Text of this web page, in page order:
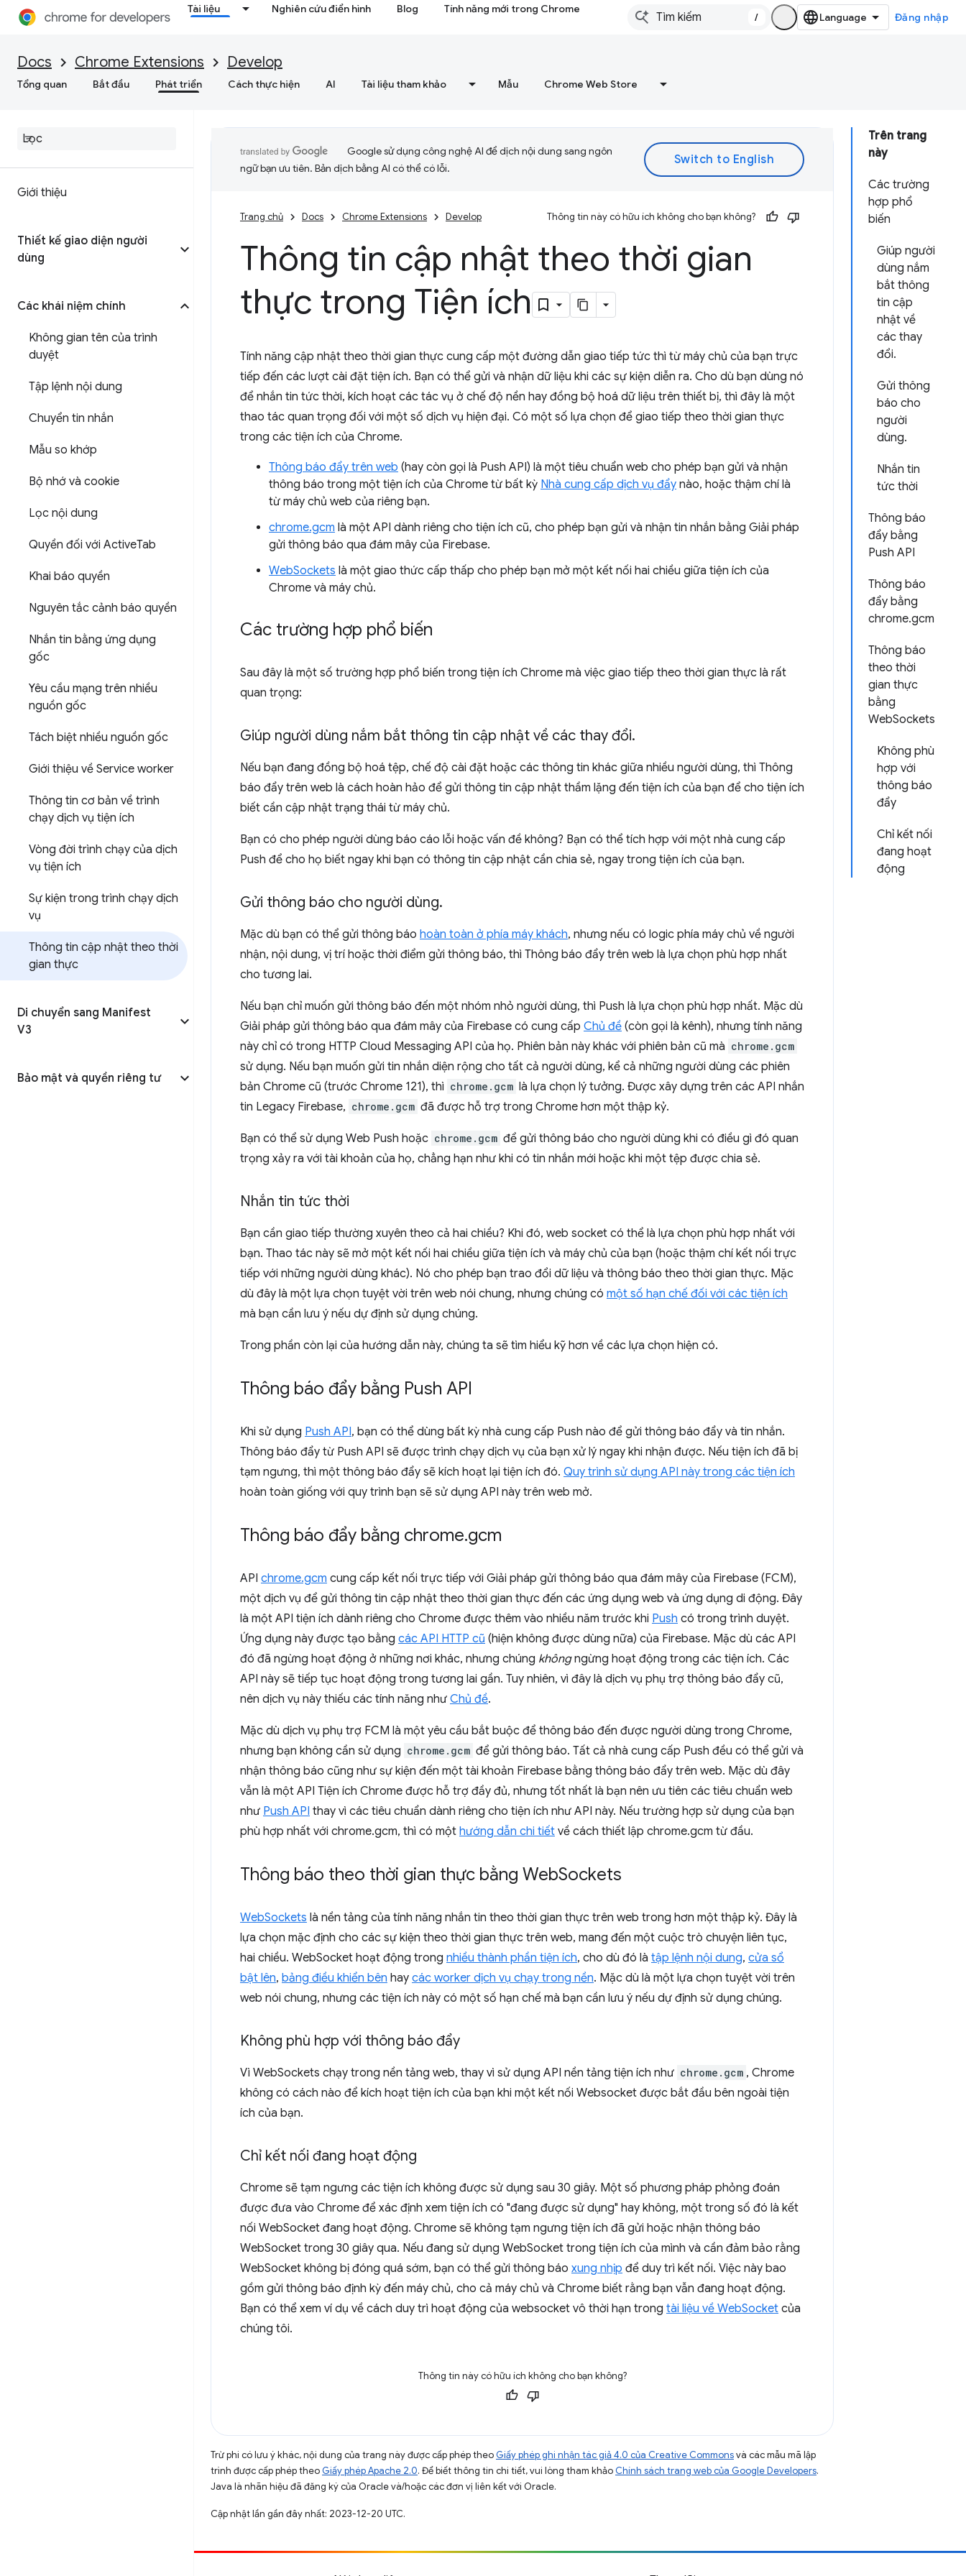
Tài liệu Nghiên cứu điển hình Blog Tính năng mới trong Chrome
/ Đăng nhập
Docs Chrome Extensions Develop
Tổng quan Bắt đầu Phát triển Cách thực hiện AI Tài liệu tham khảo Mẫu Chrome Web Store
Giới thiệu
Thiết kế giao diện người
dùng
Các khái niệm chính
Không gian tên của trình
duyệt
Tập lệnh nội dung
Chuyển tin nhắn
Mẫu so khớp
Bộ nhớ và cookie
Lọc nội dung
Quyền đối với ActiveTab
Khai báo quyền
Nguyên tắc cảnh báo quyền
Nhắn tin bằng ứng dụng
gốc
Yêu cầu mạng trên nhiều
nguồn gốc
Tách biệt nhiều nguồn gốc
Giới thiệu về Service worker
Thông tin cơ bản về trình
chạy dịch vụ tiện ích
Vòng đời trình chạy của dịch
vụ tiện ích
Sự kiện trong trình chạy dịch
vụ
Thông tin cập nhật theo thời
gian thực
Di chuyển sang Manifest
V3
Bảo mật và quyền riêng tư
Trên trang
này
Các trường
hợp phổ
biến
Giúp người
dùng nắm
bắt thông
tin cập
nhật về
các thay
đổi.
Gửi thông
báo cho
người
dùng.
Nhắn tin
tức thời
Thông báo
đẩy bằng
Push API
Thông báo
đẩy bằng
chrome.gcm
Thông báo
theo thời
gian thực
bằng
WebSockets
Không phù
hợp với
thông báo
đẩy
Chỉ kết nối
đang hoạt
động
Google sử dụng công nghệ AI để dịch nội dung sang ngôn
ngữ bạn ưu tiên. Bản dịch bằng AI có thể có lỗi.
Trang chủ Docs Chrome Extensions Develop Thông tin này có hữu ích không cho bạn không?
Thông tin cập nhật theo thời gian
thực trong Tiện ích
Tính năng cập nhật theo thời gian thực cung cấp một đường dẫn giao tiếp tức thì từ máy chủ của bạn trực
tiếp đến các lượt cài đặt tiện ích. Bạn có thể gửi và nhận dữ liệu khi các sự kiện diễn ra. Cho dù bạn dùng nó
để nhắn tin tức thời, kích hoạt các tác vụ ở chế độ nền hay đồng bộ hoá dữ liệu trên thiết bị, thì đây là một
thao tác quan trọng đối với một số dịch vụ hiện đại. Có một số lựa chọn để giao tiếp theo thời gian thực
trong các tiện ích của Chrome.
Thông báo đẩy trên web (hay còn gọi là Push API) là một tiêu chuẩn web cho phép bạn gửi và nhận
thông báo trong một tiện ích của Chrome từ bất kỳ Nhà cung cấp dịch vụ đẩy nào, hoặc thậm chí là
từ máy chủ web của riêng bạn.
chrome.gcm là một API dành riêng cho tiện ích cũ, cho phép bạn gửi và nhận tin nhắn bằng Giải pháp
gửi thông báo qua đám mây của Firebase.
WebSockets là một giao thức cấp thấp cho phép bạn mở một kết nối hai chiều giữa tiện ích của
Chrome và máy chủ.
Các trường hợp phổ biến
Sau đây là một số trường hợp phổ biến trong tiện ích Chrome mà việc giao tiếp theo thời gian thực là rất
quan trọng:
Giúp người dùng nắm bắt thông tin cập nhật về các thay đổi.
Nếu bạn đang đồng bộ hoá tệp, chế độ cài đặt hoặc các thông tin khác giữa nhiều người dùng, thì Thông
báo đẩy trên web là cách hoàn hảo để gửi thông tin cập nhật thầm lặng đến tiện ích của bạn để cho tiện ích
biết cần cập nhật trạng thái từ máy chủ.
Bạn có cho phép người dùng báo cáo lỗi hoặc vấn đề không? Bạn có thể tích hợp với một nhà cung cấp
Push để cho họ biết ngay khi bạn có thông tin cập nhật cần chia sẻ, ngay trong tiện ích của bạn.
Gửi thông báo cho người dùng.
Mặc dù bạn có thể gửi thông báo hoàn toàn ở phía máy khách, nhưng nếu có logic phía máy chủ về người
nhận, nội dung, vị trí hoặc thời điểm gửi thông báo, thì Thông báo đẩy trên web là lựa chọn phù hợp nhất
cho tương lai.
Nếu bạn chỉ muốn gửi thông báo đến một nhóm nhỏ người dùng, thì Push là lựa chọn phù hợp nhất. Mặc dù
Giải pháp gửi thông báo qua đám mây của Firebase có cung cấp Chủ đề (còn gọi là kênh), nhưng tính năng
này chỉ có trong HTTP Cloud Messaging API của họ. Phiên bản này khác với phiên bản cũ mà chrome.gcm
sử dụng. Nếu bạn muốn gửi tin nhắn diện rộng cho tất cả người dùng, kể cả những người dùng các phiên
bản Chrome cũ (trước Chrome 121), thì chrome.gcm là lựa chọn lý tưởng. Được xây dựng trên các API nhắn
tin Legacy Firebase, chrome.gcm đã được hỗ trợ trong Chrome hơn một thập kỷ.
Bạn có thể sử dụng Web Push hoặc chrome.gcm để gửi thông báo cho người dùng khi có điều gì đó quan
trọng xảy ra với tài khoản của họ, chẳng hạn như khi có tin nhắn mới hoặc khi một tệp được chia sẻ.
Nhắn tin tức thời
Bạn cần giao tiếp thường xuyên theo cả hai chiều? Khi đó, web socket có thể là lựa chọn phù hợp nhất với
bạn. Thao tác này sẽ mở một kết nối hai chiều giữa tiện ích và máy chủ của bạn (hoặc thậm chí kết nối trực
tiếp với những người dùng khác). Nó cho phép bạn trao đổi dữ liệu và thông báo theo thời gian thực. Mặc
dù đây là một lựa chọn tuyệt vời trên web nói chung, nhưng chúng có một số hạn chế đối với các tiện ích
mà bạn cần lưu ý nếu dự định sử dụng chúng.
Trong phần còn lại của hướng dẫn này, chúng ta sẽ tìm hiểu kỹ hơn về các lựa chọn hiện có.
Thông báo đẩy bằng Push API
Khi sử dụng Push API, bạn có thể dùng bất kỳ nhà cung cấp Push nào để gửi thông báo đẩy và tin nhắn.
Thông báo đẩy từ Push API sẽ được trình chạy dịch vụ của bạn xử lý ngay khi nhận được. Nếu tiện ích đã bị
tạm ngưng, thì một thông báo đẩy sẽ kích hoạt lại tiện ích đó. Quy trình sử dụng API này trong các tiện ích
hoàn toàn giống với quy trình bạn sẽ sử dụng API này trên web mở.
Thông báo đẩy bằng chrome.gcm
API chrome.gcm cung cấp kết nối trực tiếp với Giải pháp gửi thông báo qua đám mây của Firebase (FCM),
một dịch vụ để gửi thông tin cập nhật theo thời gian thực đến các ứng dụng web và ứng dụng di động. Đây
là một API tiện ích dành riêng cho Chrome được thêm vào nhiều năm trước khi Push có trong trình duyệt.
Ứng dụng này được tạo bằng các API HTTP cũ (hiện không được dùng nữa) của Firebase. Mặc dù các API
đó đã ngừng hoạt động ở những nơi khác, nhưng chúng khôngngừng hoạt động trong các tiện ích. Các
API này sẽ tiếp tục hoạt động trong tương lai gần. Tuy nhiên, vì đây là dịch vụ phụ trợ thông báo đẩy cũ,
nên dịch vụ này thiếu các tính năng như Chủ đề.
Mặc dù dịch vụ phụ trợ FCM là một yêu cầu bắt buộc để thông báo đến được người dùng trong Chrome,
nhưng bạn không cần sử dụng chrome.gcm để gửi thông báo. Tất cả nhà cung cấp Push đều có thể gửi và
nhận thông báo cũng như sự kiện đến một tài khoản Firebase bằng thông báo đẩy trên web. Mặc dù đây
vẫn là một API Tiện ích Chrome được hỗ trợ đầy đủ, nhưng tốt nhất là bạn nên ưu tiên các tiêu chuẩn web
như Push API thay vì các tiêu chuẩn dành riêng cho tiện ích như API này. Nếu trường hợp sử dụng của bạn
phù hợp nhất với chrome.gcm, thì có một hướng dẫn chi tiết về cách thiết lập chrome.gcm từ đầu.
Thông báo theo thời gian thực bằng WebSockets
WebSockets là nền tảng của tính năng nhắn tin theo thời gian thực trên web trong hơn một thập kỷ. Đây là
lựa chọn mặc định cho các sự kiện theo thời gian thực trên web, mang đến một cuộc trò chuyện liên tục,
hai chiều. WebSocket hoạt động trong nhiều thành phần tiện ích, cho dù đó là tập lệnh nội dung, cửa sổ
bật lên, bảng điều khiển bên hay các worker dịch vụ chạy trong nền. Mặc dù là một lựa chọn tuyệt vời trên
web nói chung, nhưng các tiện ích này có một số hạn chế mà bạn cần lưu ý nếu dự định sử dụng chúng.
Không phù hợp với thông báo đẩy
Vì WebSockets chạy trong nền tảng web, thay vì sử dụng API nền tảng tiện ích như chrome.gcm , Chrome
không có cách nào để kích hoạt tiện ích của bạn khi một kết nối Websocket được bắt đầu bên ngoài tiện
ích của bạn.
Chỉ kết nối đang hoạt động
Chrome sẽ tạm ngưng các tiện ích không được sử dụng sau 30 giây. Một số phương pháp phỏng đoán
được đưa vào Chrome để xác định xem tiện ích có "đang được sử dụng" hay không, một trong số đó là kết
nối WebSocket đang hoạt động. Chrome sẽ không tạm ngưng tiện ích đã gửi hoặc nhận thông báo
WebSocket trong 30 giây qua. Nếu đang sử dụng WebSocket trong tiện ích của mình và cần đảm bảo rằng
WebSocket không bị đóng quá sớm, bạn có thể gửi thông báo xung nhịp để duy trì kết nối. Việc này bao
gồm gửi thông báo định kỳ đến máy chủ, cho cả máy chủ và Chrome biết rằng bạn vẫn đang hoạt động.
Bạn có thể xem ví dụ về cách duy trì hoạt động của websocket vô thời hạn trong tài liệu về WebSocket của
chúng tôi.
Thông tin này có hữu ích không cho bạn không?
Trừ phi có lưu ý khác, nội dung của trang này được cấp phép theo Giấy phép ghi nhận tác giả 4.0 của Creative Commonsvà các mẫu mã lập
trình được cấp phép theo Giấy phép Apache 2.0. Để biết thông tin chi tiết, vui lòng tham khảo Chính sách trang web của Google Developers.
Java là nhãn hiệu đã đăng ký của Oracle và/hoặc các đơn vị liên kết với Oracle.
Cập nhật lần gần đây nhất: 2023-12-20 UTC.